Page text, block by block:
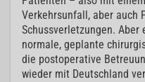
Verkehrsunfall, aber auch
Schussverletzungen.
normale, geplante
die postoperative
wieder mit Deutschland